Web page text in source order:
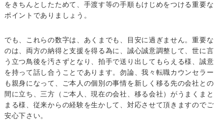
をきちんとしたためて、手渡す等の手順もけじめをつける重要な
ポイントでありましょう。
でも、これらの数字は、あくまでも、目安に過ぎません。重要な
のは、両方の納得と支援を得る為に、誠心誠意調整して、世に言
う立つ鳥後を汚さずとなり、拍手で送り出してもらえる様、誠意
を持って話し合うことであります。勿論、我々転職カウンセラー
も親身になって、ご本人の個別の事情を新しく移る先の会社との
間に立ち、三方（ご本人、現在の会社、移る会社）がうまくまと
まる様、従来からの経験を生かして、対応させて頂きますのでご
安心下さい。